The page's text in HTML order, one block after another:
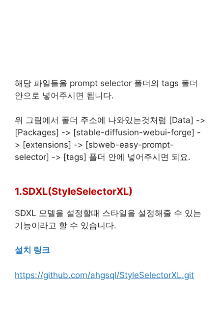
해당 파일들을 prompt selector 폴더의 tags 폴더
안으로 넣어주시면 됩니다.
위 그림에서 폴더 주소에 나와있는것처럼 [Data] ->
[Packages] -> [stable-diffusion-webui-forge] -
> [extensions] -> [sbweb-easy-prompt-
selector] -> [tags] 폴더 안에 넣어주시면 되요.
1.SDXL(StyleSelectorXL)
SDXL 모델을 설정할때 스타일을 설정해줄 수 있는
기능이라고 할 수 있습니다.
설치 링크
https://github.com/ahgsql/StyleSelectorXL.git